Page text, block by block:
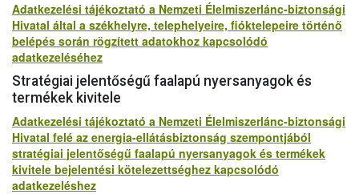
Adatkezelési tájékoztató a Nemzeti Élelmiszerlánc-biztonsági
Hivatal által a székhelyre, telephelyeire, fióktelepeire történő
belépés során rögzített adatokhoz kapcsolódó
adatkezeléséhez
Stratégiai jelentőségű faalapú nyersanyagok és
termékek kivitele
Adatkezelési tájékoztató a Nemzeti Élelmiszerlánc-biztonsági
Hivatal felé az energia-ellátásbiztonság szempontjából
stratégiai jelentőségű faalapú nyersanyagok és termékek
kivitele bejelentési kötelezettséghez kapcsolódó
adatkezeléshez